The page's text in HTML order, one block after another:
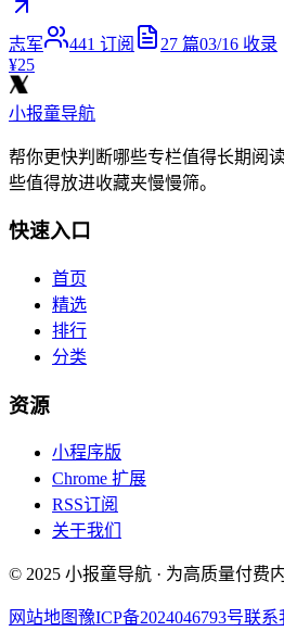
志军 441 订阅 27 篇03/16 收录
¥25
小报童导航
帮你更快判断哪些专栏值得长期阅
些值得放进收藏夹慢慢筛。
快速入口
首页
精选
排行
分类
资源
小程序版
Chrome 扩展
RSS订阅
关于我们
© 2025 小报童导航 · 为高质量付费
网站地图豫ICP备2024046793号联系